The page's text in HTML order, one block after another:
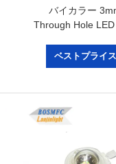
バイカラー
Through Hole
ベストプライス